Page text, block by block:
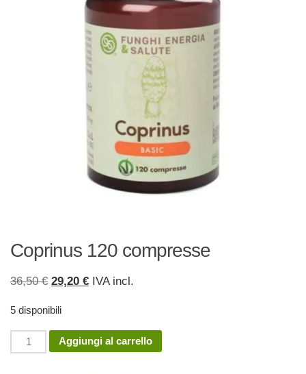
Coprinus 120 compresse
36,50€ Il
originale
era:
36,50 €.
29,20 €Il
è:
29,20 €.
IVA incl.
5 disponibili
Coprinus
120
Aggiungi al carrello